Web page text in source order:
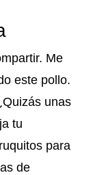
Me
este pollo.
unas
tu
para
de